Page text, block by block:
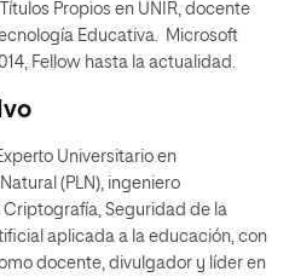
Propios en UNIR, docente
Educativa. Microsoft
Fellow hasta la actualidad.
Universitario en
(PLN), ingeniero
Seguridad de la
aplicada a la educación, con
docente, divulgador y líder en